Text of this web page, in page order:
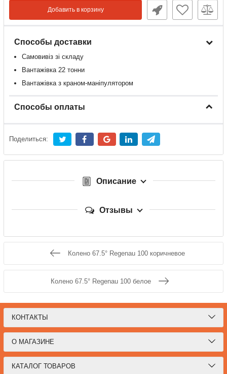
Добавить в корзину
Способы доставки
Самовивіз зі складу
Вантажівка 22 тонни
Вантажівка з краном-маніпулятором
Способы оплаты
Поделиться:
Описание
Отзывы
Колено 67.5° Regenau 100 коричневое
Колено 67.5° Regenau 100 белое
КОНТАКТЫ
О МАГАЗИНЕ
КАТАЛОГ ТОВАРОВ